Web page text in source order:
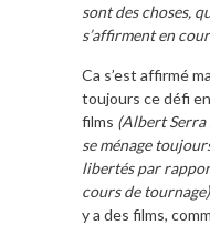
sont des choses,
s’affirment en
Ca s’est affirmé
toujours ce défi
films (Albert Serra
se ménage
libertés par
cours de
y a des films,